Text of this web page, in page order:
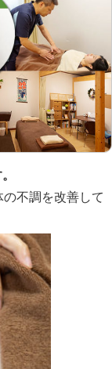
不調を改善して